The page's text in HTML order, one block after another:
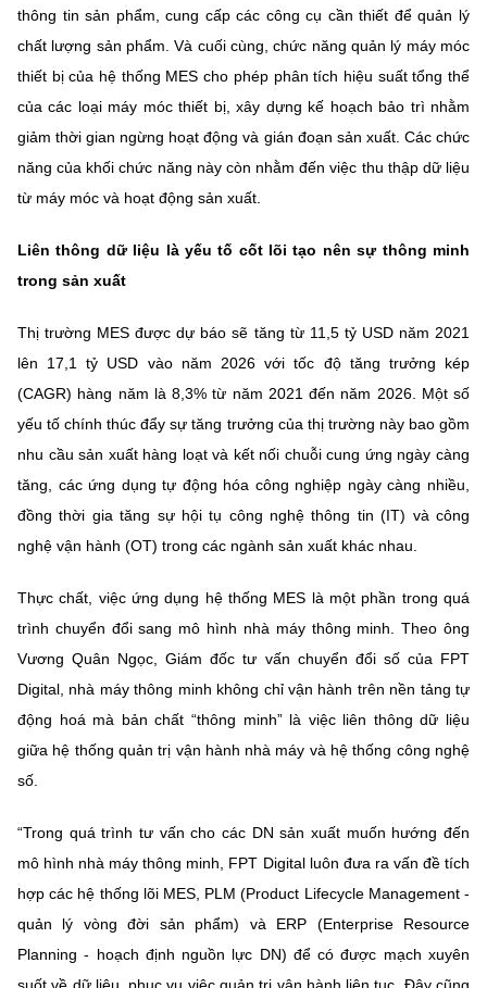
thông tin sản phẩm, cung cấp các công cụ cần thiết để quản lý
chất lượng sản phẩm. Và cuối cùng, chức năng quản lý máy móc
thiết bị của hệ thống MES cho phép phân tích hiệu suất tổng thể
của các loại máy móc thiết bị, xây dựng kế hoạch bảo trì nhằm
giảm thời gian ngừng hoạt động và gián đoạn sản xuất. Các chức
năng của khối chức năng này còn nhằm đến việc thu thập dữ liệu
từ máy móc và hoạt động sản xuất.
Liên thông dữ liệu là yếu tố cốt lõi tạo nên sự thông minh
trong sản xuất
Thị trường MES được dự báo sẽ tăng từ 11,5 tỷ USD năm 2021
lên 17,1 tỷ USD vào năm 2026 với tốc độ tăng trưởng kép
(CAGR) hàng năm là 8,3% từ năm 2021 đến năm 2026. Một số
yếu tố chính thúc đẩy sự tăng trưởng của thị trường này bao gồm
nhu cầu sản xuất hàng loạt và kết nối chuỗi cung ứng ngày càng
tăng, các ứng dụng tự động hóa công nghiệp ngày càng nhiều,
đồng thời gia tăng sự hội tụ công nghệ thông tin (IT) và công
nghệ vận hành (OT) trong các ngành sản xuất khác nhau.
Thực chất, việc ứng dụng hệ thống MES là một phần trong quá
trình chuyển đổi sang mô hình nhà máy thông minh. Theo ông
Vương Quân Ngọc, Giám đốc tư vấn chuyển đổi số của FPT
Digital, nhà máy thông minh không chỉ vận hành trên nền tảng tự
động hoá mà bản chất “thông minh” là việc liên thông dữ liệu
giữa hệ thống quản trị vận hành nhà máy và hệ thống công nghệ
số.
“Trong quá trình tư vấn cho các DN sản xuất muốn hướng đến
mô hình nhà máy thông minh, FPT Digital luôn đưa ra vấn đề tích
hợp các hệ thống lõi MES, PLM (Product Lifecycle Management -
quản lý vòng đời sản phẩm) và ERP (Enterprise Resource
Planning - hoạch định nguồn lực DN) để có được mạch xuyên